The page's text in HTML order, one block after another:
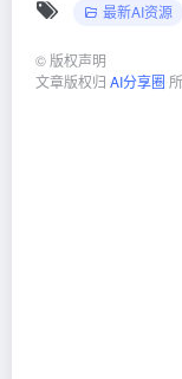
最新AI资源
© 版权声明
文章版权归 AI分享圈